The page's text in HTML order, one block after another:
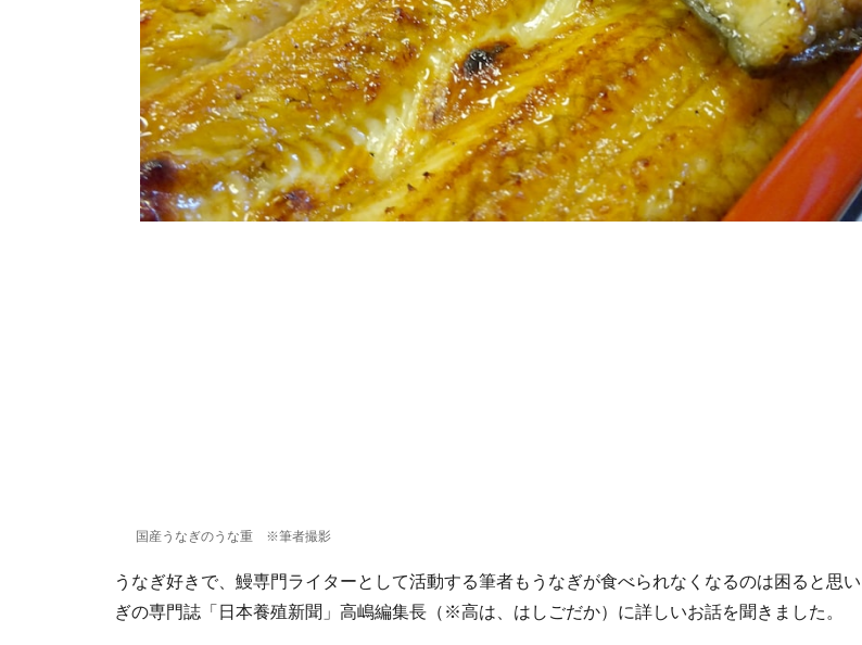
国産うなぎのうな重 ※筆者撮影
うなぎ好きで、鰻専門ライターとして活動する筆者もうなぎが食べられなくなるのは困ると思
ぎの専門誌「日本養殖新聞」高嶋編集長（※高は、はしごだか）に詳しいお話を聞きました。